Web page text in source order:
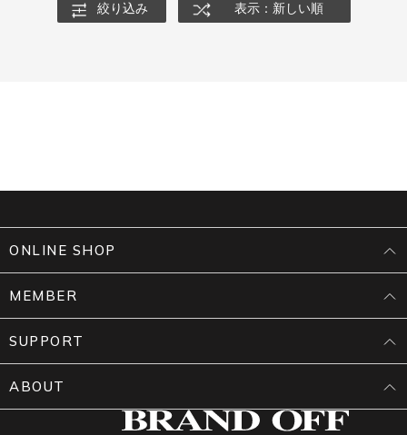
絞り込み 表示：新しい順
ONLINE SHOP
MEMBER
SUPPORT
ABOUT